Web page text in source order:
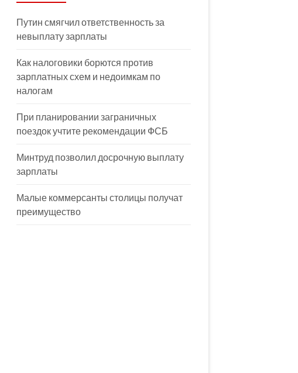
Путин смягчил ответственность за
невыплату зарплаты
Как налоговики борются против
зарплатных схем и недоимкам по
налогам
При планировании заграничных
поездок учтите рекомендации ФСБ
Минтруд позволил досрочную выплату
зарплаты
Малые коммерсанты столицы получат
преимущество